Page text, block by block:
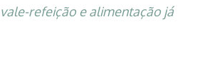
refeição e alimentação já